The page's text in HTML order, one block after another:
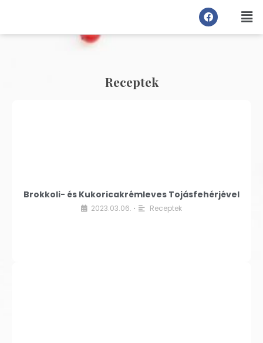
Receptek
Brokkoli- és Kukoricakrémleves Tojásfehérjével
2023.03.06. • Receptek